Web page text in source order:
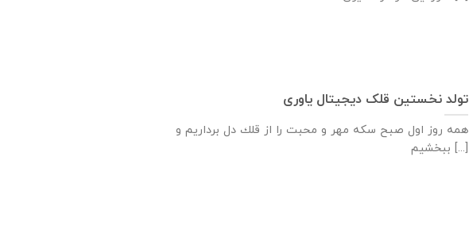
تولد نخستین قلک دیجیتال یاوری
همه روز اول صبح سكه مهر و محبت را از قلك دل برداريم و
ببخشيم [...]